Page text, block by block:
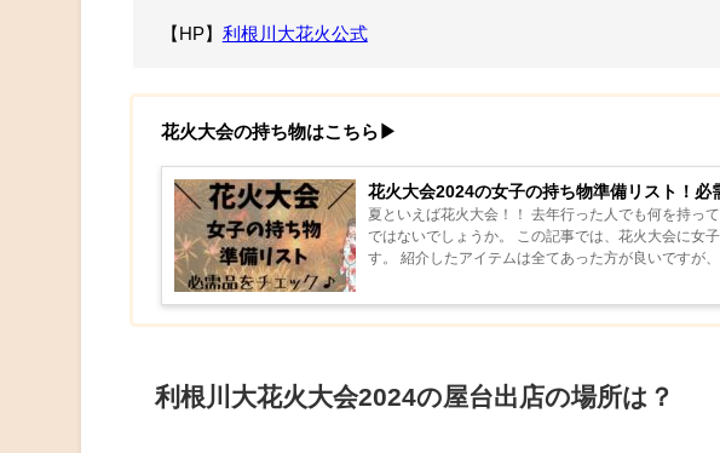
【HP】 利根川大花火公式
花火大会の持ち物はこちら▶︎
花火大会2024の女子の持ち物準備リスト！必
夏といえば花火大会！！ 去年行った人でも何を持っ
ではないでしょうか。 この記事では、花火大会に女
す。 紹介したアイテムは全てあった方が良いですが
利根川大花火大会2024の屋台出店の場所は？